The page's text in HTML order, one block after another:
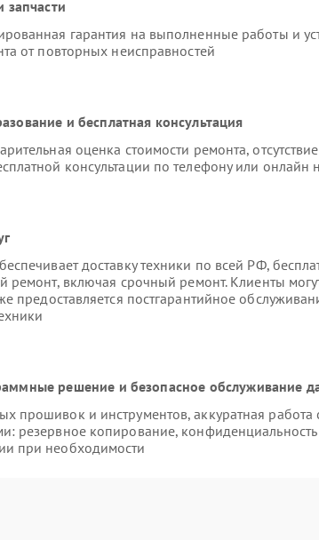
запчасти
гарантия на выполненные работы и
от повторных неисправностей
и бесплатная консультация
оценка стоимости ремонта,
консультации по телефону или онлайн
доставку техники по всей РФ,
ремонт, включая срочный ремонт. Клиенты
предоставляется постгарантийное
решение и безопасное обслуживание
прошивок и инструментов, аккуратная работа
резервное копирование, конфиденциальность
при необходимости